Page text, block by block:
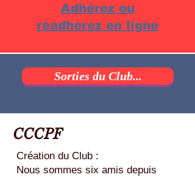
Adhérez ou
réadhérez en ligne
Sorties du Club...
CCCPF
Création du Club :
Nous sommes six amis depuis